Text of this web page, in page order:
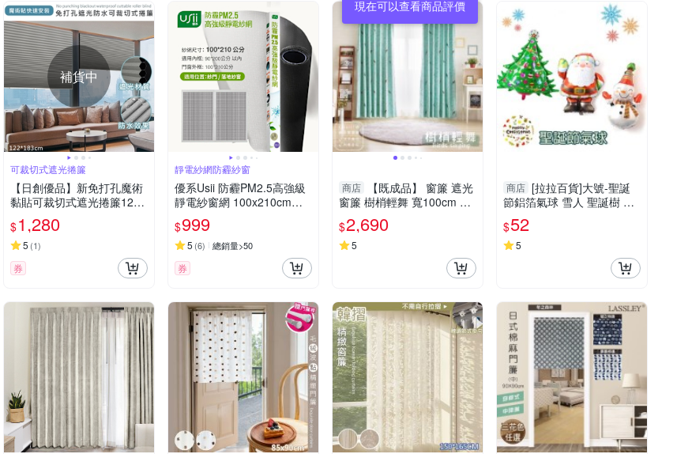
補貨中
可裁切式遮光捲簾
【日創優品】新免打孔魔術
黏貼可裁切式遮光捲簾122*
183(蜂巢捲簾/遮光簾/百摺
簾/窗簾/門簾)
$1,280
5 (1)
券
靜電紗網防霾紗窗
優系Usii 防霾PM2.5高強級
靜電紗窗網 100x210cm
(門/黑色)
$999
5 (6) 總銷量>50
券
商店
【既成品】 窗簾 遮光
窗簾 樹梢輕舞 寬100cm 高
210cm 2片1組 台灣製 可水
洗 ※免運商品※
$2,690
5
商店 [拉拉百貨]大號-聖誕
節鋁箔氣球 雪人 聖誕樹 聖
誕老公公 耶誕氣球 裝飾 佈
置 禮物
$52
5